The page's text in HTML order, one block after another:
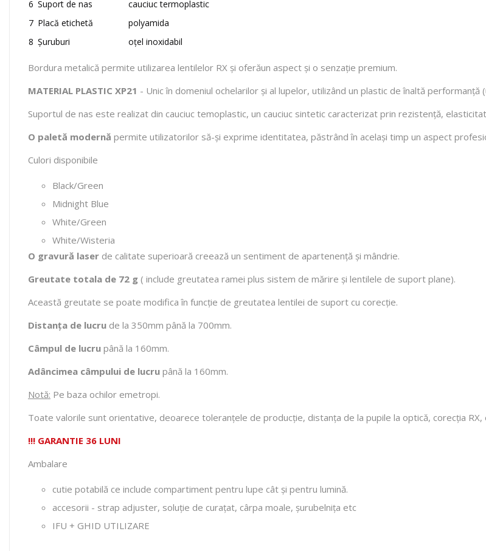
6 Suport de nas
cauciuc termoplastic
7 Placă etichetă
polyamida
8 Șuruburi oțel inoxidabil
Bordura metalică permite utilizarea lentilelor RX și oferăun aspect și o senzație premium.
MATERIAL PLASTIC XP21 - Unic în domeniul ochelarilor și al lupelor, utilizând un plastic de înaltă
Suportul de nas este realizat din cauciuc temoplastic, un cauciuc sintetic caracterizat prin rezistență,
O paletă modernă permite utilizatorilor să-și exprime identitatea, păstrând în același timp un aspect
Culori disponibile
Black/Green
Midnight Blue
White/Green
White/Wisteria
O gravură laser de calitate superioară creează un sentiment de apartenență și mândrie.
Greutate totala de 72 g ( include greutatea ramei plus sistem de mărire și lentilele de suport plane).
Această greutate se poate modifica în funcție de greutatea lentilei de suport cu corecție.
Distanța de lucru de la 350mm până la 700mm.
Câmpul de lucru până la 160mm.
Adâncimea câmpului de lucru până la 160mm.
Notă: Pe baza ochilor emetropi.
Toate valorile sunt orientative, deoarece toleranțele de producție, distanța de la pupile la optică, corecția
!!! GARANTIE 36 LUNI
Ambalare
cutie potabilă ce include compartiment pentru lupe cât și pentru lumină.
accesorii - strap adjuster, soluție de curațat, cârpa moale, șurubelnița etc
IFU + GHID UTILIZARE